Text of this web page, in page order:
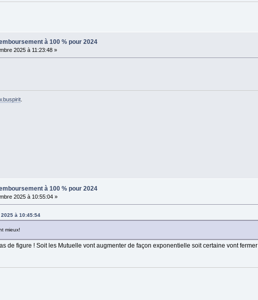
à 100 % pour 2024
2025 à 11:23:48 »
.
à 100 % pour 2024
2025 à 10:55:04 »
à 10:45:54
mieux!
de figure ! Soit les Mutuelle vont augmenter de façon exponentielle soit certaine vont fermer